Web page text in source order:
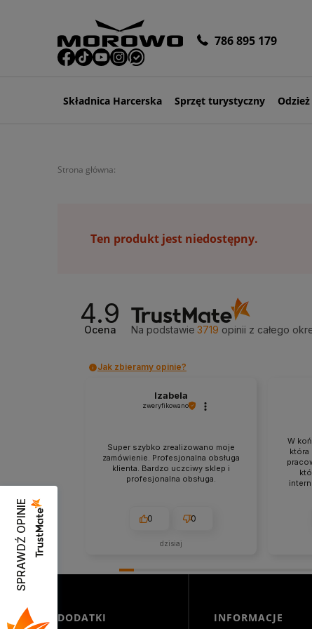
786 895 179
Składnica Harcerska Sprzęt turystyczny Odzież
Strona główna:
Ten produkt jest niedostępny.
4.9
Ocena Na podstawie 3719 opinii z całego
Jak zbieramy opinie?
Izabela
zweryfikowano
Super szybko zrealizowano moje
zamówienie. Profesjonalna obsługa
klienta. Bardzo uczciwy sklep i
profesjonalna obsługa.
0 0
dzisiaj
W
która
DODATKI INFORMACJE
SPRAWDŹ OPINIE